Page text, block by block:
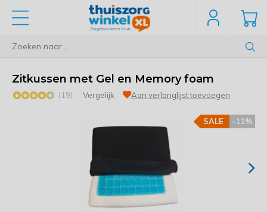
Zitkussen met Gel en Memory foam
(19) Vergelijk Aan verlanglijst toevoegen
-11%
SALE